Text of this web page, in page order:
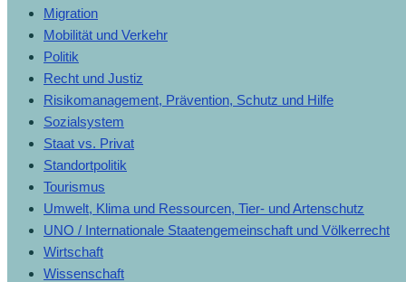
Migration
Mobilität und Verkehr
Politik
Recht und Justiz
Risikomanagement, Prävention, Schutz und Hilfe
Sozialsystem
Staat vs. Privat
Standortpolitik
Tourismus
Umwelt, Klima und Ressourcen, Tier- und Artenschutz
UNO / Internationale Staatengemeinschaft und Völkerrecht
Wirtschaft
Wissenschaft